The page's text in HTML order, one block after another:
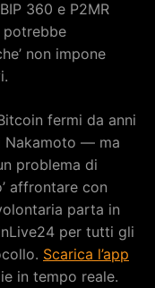
360 e P2MR
non impone
fermi da anni
Nakamoto — ma
problema di
affrontare con
parta in
per tutti gli
Scarica l’app
in tempo reale.